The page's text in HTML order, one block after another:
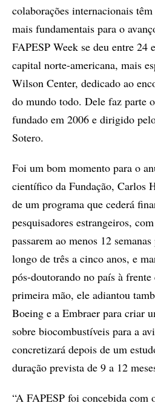
colaborações internacionais
mais fundamentais para o
FAPESP Week se deu entre 24
capital norte-americana, mais
Wilson Center, dedicado ao
do mundo todo. Dele faz parte
fundado em 2006 e dirigido
Sotero.
Foi um bom momento para o
científico da Fundação, Carlos
de um programa que cederá
pesquisadores estrangeiros,
passarem ao menos 12
longo de três a cinco anos, e
pós-doutorando no país à
primeira mão, ele adiantou
Boeing e a Embraer para criar
sobre biocombustíveis para a
concretizará depois de um
duração prevista de 9 a 12
“A FAPESP foi concebida com